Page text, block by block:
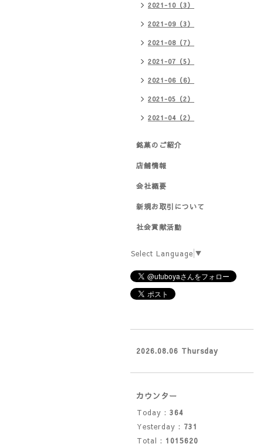
2021-10（3）
2021-09（3）
2021-08（7）
2021-07（5）
2021-06（6）
2021-05（2）
2021-04（2）
銘菓のご紹介
店舗情報
会社概要
新規お取引について
社会貢献活動
Select Language ▼
2026.08.06 Thursday
カウンター
Today : 364
Yesterday : 731
Total : 1015620